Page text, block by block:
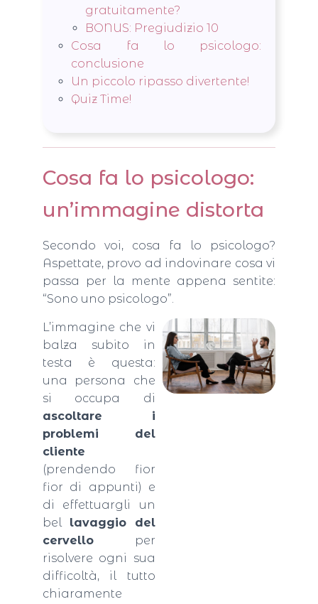
gratuitamente?
BONUS: Pregiudizio 10
Cosa fa lo psicologo:
conclusione
Un piccolo ripasso divertente!
Quiz Time!
Cosa fa lo psicologo:
un’immagine distorta
Secondo voi, cosa fa lo psicologo?
Aspettate, provo ad indovinare cosa vi
passa per la mente appena sentite:
“Sono uno psicologo”.
L’immagine che vi
balza subito in
testa è questa:
una persona che
si occupa di
ascoltare i
problemi del
cliente
(prendendo fior
fior di appunti) e
di effettuargli un
bel lavaggio del
cervello
per
risolvere ogni sua
difficoltà, il tutto
chiaramente